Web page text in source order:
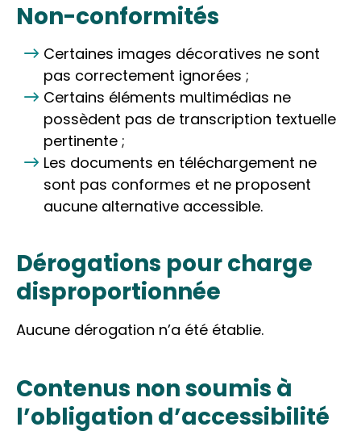
Non-conformités
Certaines images décoratives ne sont
pas correctement ignorées ;
Certains éléments multimédias ne
possèdent pas de transcription textuelle
pertinente ;
Les documents en téléchargement ne
sont pas conformes et ne proposent
aucune alternative accessible.
Dérogations pour charge
disproportionnée
Aucune dérogation n’a été établie.
Contenus non soumis à
l’obligation d’accessibilité